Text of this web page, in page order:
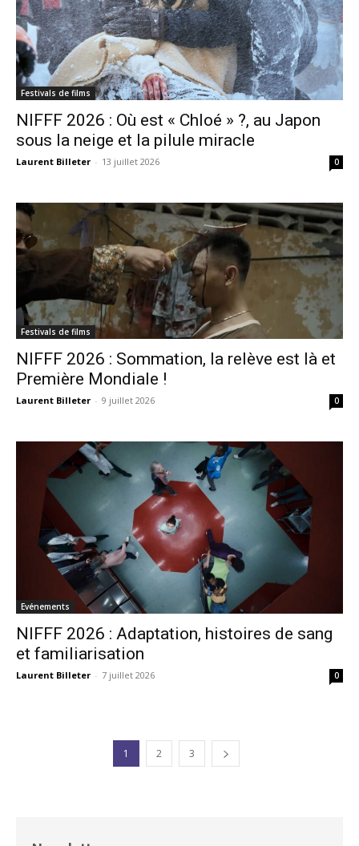
Festivals de films
NIFFF 2026 : Où est « Chloé » ?, au Japon
sous la neige et la pilule miracle
Laurent Billeter - 13 juillet 2026 0
Festivals de films
NIFFF 2026 : Sommation, la relève est là et
Première Mondiale !
Laurent Billeter - 9 juillet 2026 0
Evénements
NIFFF 2026 : Adaptation, histoires de sang
et familiarisation
Laurent Billeter - 7 juillet 2026 0
1 2 3